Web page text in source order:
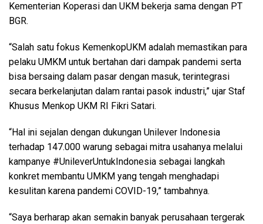
Kementerian Koperasi dan UKM bekerja sama dengan PT
BGR.
“Salah satu fokus KemenkopUKM adalah memastikan para
pelaku UMKM untuk bertahan dari dampak pandemi serta
bisa bersaing dalam pasar dengan masuk, terintegrasi
secara berkelanjutan dalam rantai pasok industri,” ujar Staf
Khusus Menkop UKM RI Fikri Satari.
“Hal ini sejalan dengan dukungan Unilever Indonesia
terhadap 147.000 warung sebagai mitra usahanya melalui
kampanye #UnileverUntukIndonesia sebagai langkah
konkret membantu UMKM yang tengah menghadapi
kesulitan karena pandemi COVID-19,” tambahnya.
“Saya berharap akan semakin banyak perusahaan tergerak